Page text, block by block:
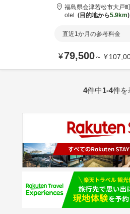
福島県会津若松市大戸
otel
目的地から5.9km
直近1か月の参考料金
¥79,500～ ¥
4件中1-4件を